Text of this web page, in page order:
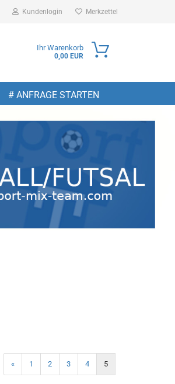
Kundenlogin Merkzettel
Ihr Warenkorb
0,00 EUR
# ANFRAGE STARTEN
« 1 2 3 4 5